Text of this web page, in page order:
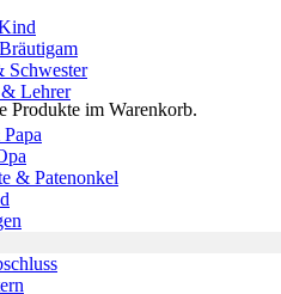
Produkte im Warenkorb.
Schwester
Lehrer
& Patenonkel